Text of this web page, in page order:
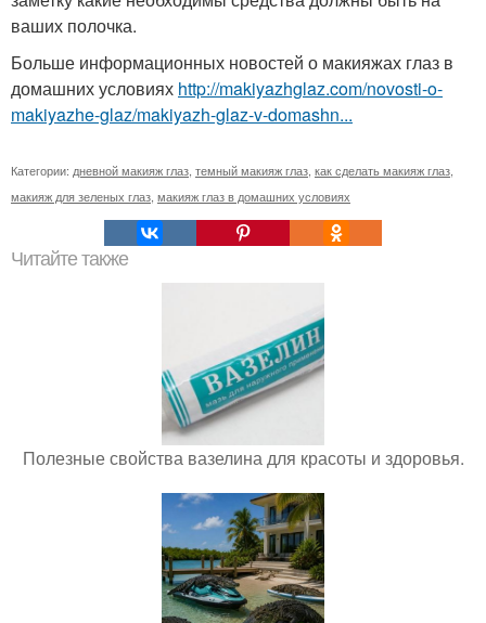
ваших полочка.
Больше информационных новостей о макияжах глаз в
домашних условиях http://makiyazhglaz.com/novosti-o-
makiyazhe-glaz/makiyazh-glaz-v-domashn...
Категории: дневной макияж глаз, темный макияж глаз, как сделать макияж глаз,
макияж для зеленых глаз, макияж глаз в домашних условиях
Читайте также
Полезные свойства вазелина для красоты и здоровья.